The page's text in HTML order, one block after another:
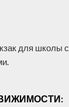
для школы с